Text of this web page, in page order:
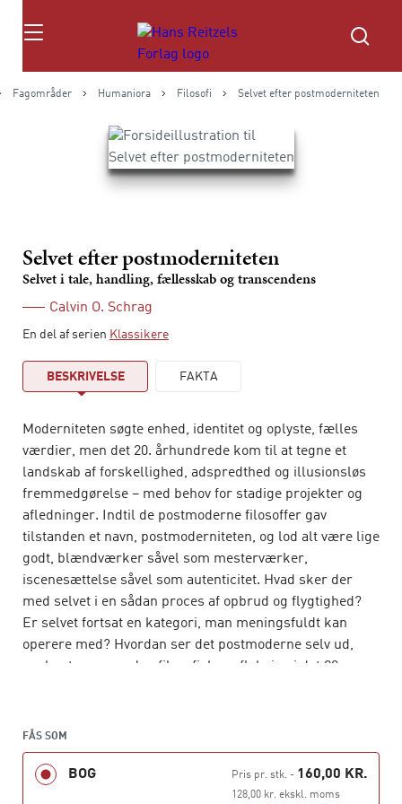
Søg
Fagområder Humaniora Filosofi Selvet efter postmoderniteten
Selvet efter postmoderniteten
Selvet i tale, handling, fællesskab og transcendens
Calvin O. Schrag
En del af serien Klassikere
BESKRIVELSE FAKTA
Moderniteten søgte enhed, identitet og oplyste, fælles
værdier, men det 20. århundrede kom til at tegne et
landskab af forskellighed, adspredthed og illusionsløs
fremmedgørelse – med behov for stadige projekter og
afledninger. Indtil de postmoderne filosoffer gav
tilstanden et navn, postmoderniteten, og lod alt være lige
godt, blændværker såvel som mesterværker,
iscenesættelse såvel som autenticitet. Hvad sker der
med selvet i en sådan proces af opbrud og flygtighed?
Er selvet fortsat en kategori, man meningsfuldt kan
operere med? Hvordan ser det postmoderne selv ud,
anskuet gennem den filosofiske refleksion i det 20.
Selvet efter postmoderniteten
talende, narrativ figur, som handlende, kropslig agent,
som interaktiv med andre i fællesskaber og som
overskridende sig selv og verden i forskellige former for
FÅS SOM
BOG Pris pr. stk.- 160,00 KR.
128,00 kr. ekskl. moms